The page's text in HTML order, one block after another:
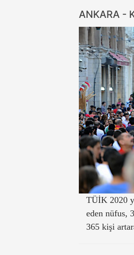
ANKARA -
TÜİK 2020
eden nüfus,
365 kişi